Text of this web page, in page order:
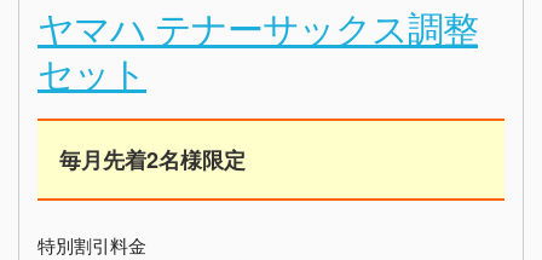
ヤマハ テナーサックス調整
セット
毎月先着2名様限定
特別割引料金